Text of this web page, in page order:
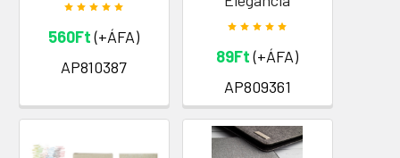
560Ft(+ÁFA)
AP810387
89Ft(+ÁFA)
AP809361